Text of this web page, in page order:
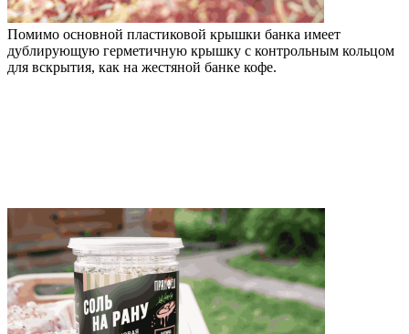
Помимо основной пластиковой крышки банка имеет
дублирующую герметичную крышку с контрольным кольцом
для вскрытия, как на жестяной банке кофе.